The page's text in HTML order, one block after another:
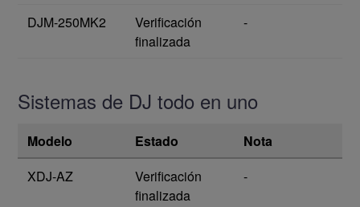
DJM-250MK2
Verificación
finalizada
-
Sistemas de DJ todo en uno
Modelo Estado
Nota
XDJ-AZ
Verificación
finalizada
-